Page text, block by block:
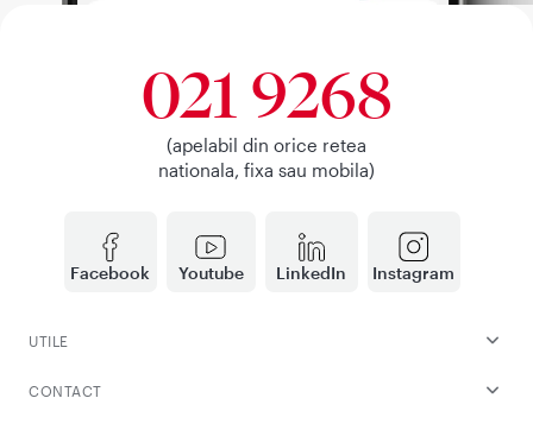
Facebook Youtube LinkedIn Instagram
021 9268
(apelabil din orice retea
nationala, fixa sau mobila)
UTILE
CONTACT